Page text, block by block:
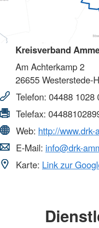
Kreisverband
Am Achterkamp 2
26655Westerstede-
Telefon: 04488 1028
Telefax:
Web: http://
E-Mail: info@drk-
Karte: Link zur